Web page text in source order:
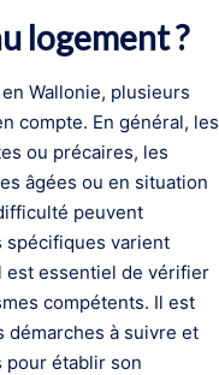
logement ?
Wallonie, plusieurs
compte. En général, les
ou précaires, les
âgées ou en situation
peuvent
spécifiques varient
est essentiel de vérifier
compétents. Il est
démarches à suivre et
pour établir son